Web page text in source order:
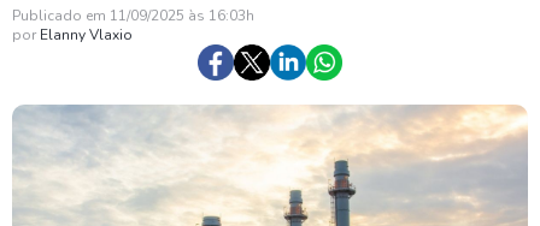
Publicado em 11/09/2025 às 16:03h
por Elanny Vlaxio